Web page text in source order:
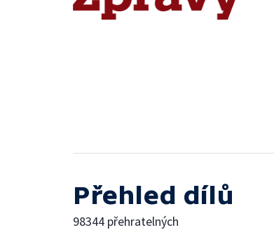
Přehled dílů
98344 přehratelných